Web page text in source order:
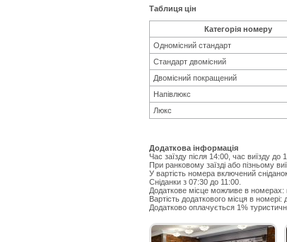
Таблиця цін
Категорія номеру
Одномісний стандарт
Стандарт двомісний
Двомісний покращений
Напівлюкс
Люкс
Додаткова інформація
Час заїзду після 14:00, час виїзду до
При ранковому заїзді або пізньому
У вартість номера включений
Сніданки з 07:30 до 11:00.
Додаткове місце можливе в номерах:
Вартість додаткового місця в
Додатково оплачується 1%